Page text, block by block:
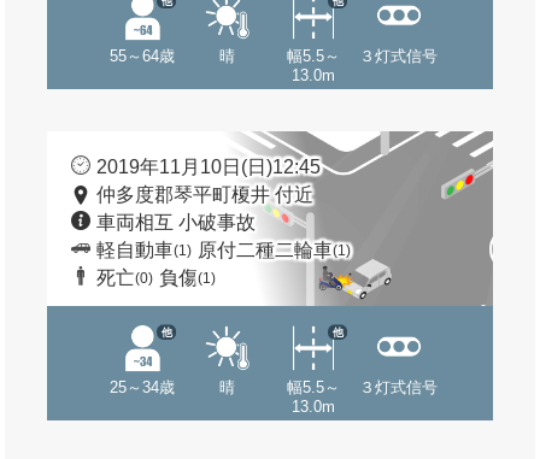
55～64歳 晴
幅5.5～
13.0m
３灯式信号
2019年11月10日(日)12:45
仲多度郡琴平町榎井 付近
車両相互 小破事故
軽自動車(1) 原付二種二輪車(1)
死亡(0) 負傷(1)
25～34歳
他
晴
幅5.5～
13.0m
他
３灯式信号